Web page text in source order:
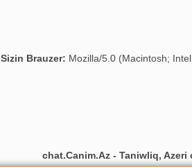
Sizin Brauzer: Mozilla/5.0 (Macintosh;
chat.Canim.Az - Taniwliq,